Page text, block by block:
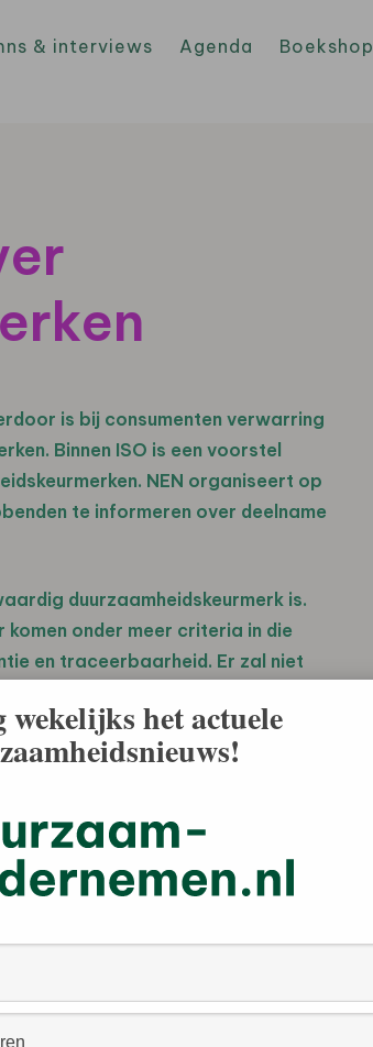
& interviews Agenda Boekshop
is bij consumenten verwarring
Binnen ISO is een voorstel
NEN organiseert op
te informeren over deelname
duurzaamheidskeurmerk is.
onder meer criteria in die
en traceerbaarheid. Er zal niet
consumenten
enkele fairtrade organisaties heeft
het belangrijk is voor consumenten
is. En dat het goed is om hier
rapport gepubliceerd. Hierin
consumenten geen onderscheid
december heeft een werkgroep
het ontwikkelen van een norm voor
wekelijks het actuele